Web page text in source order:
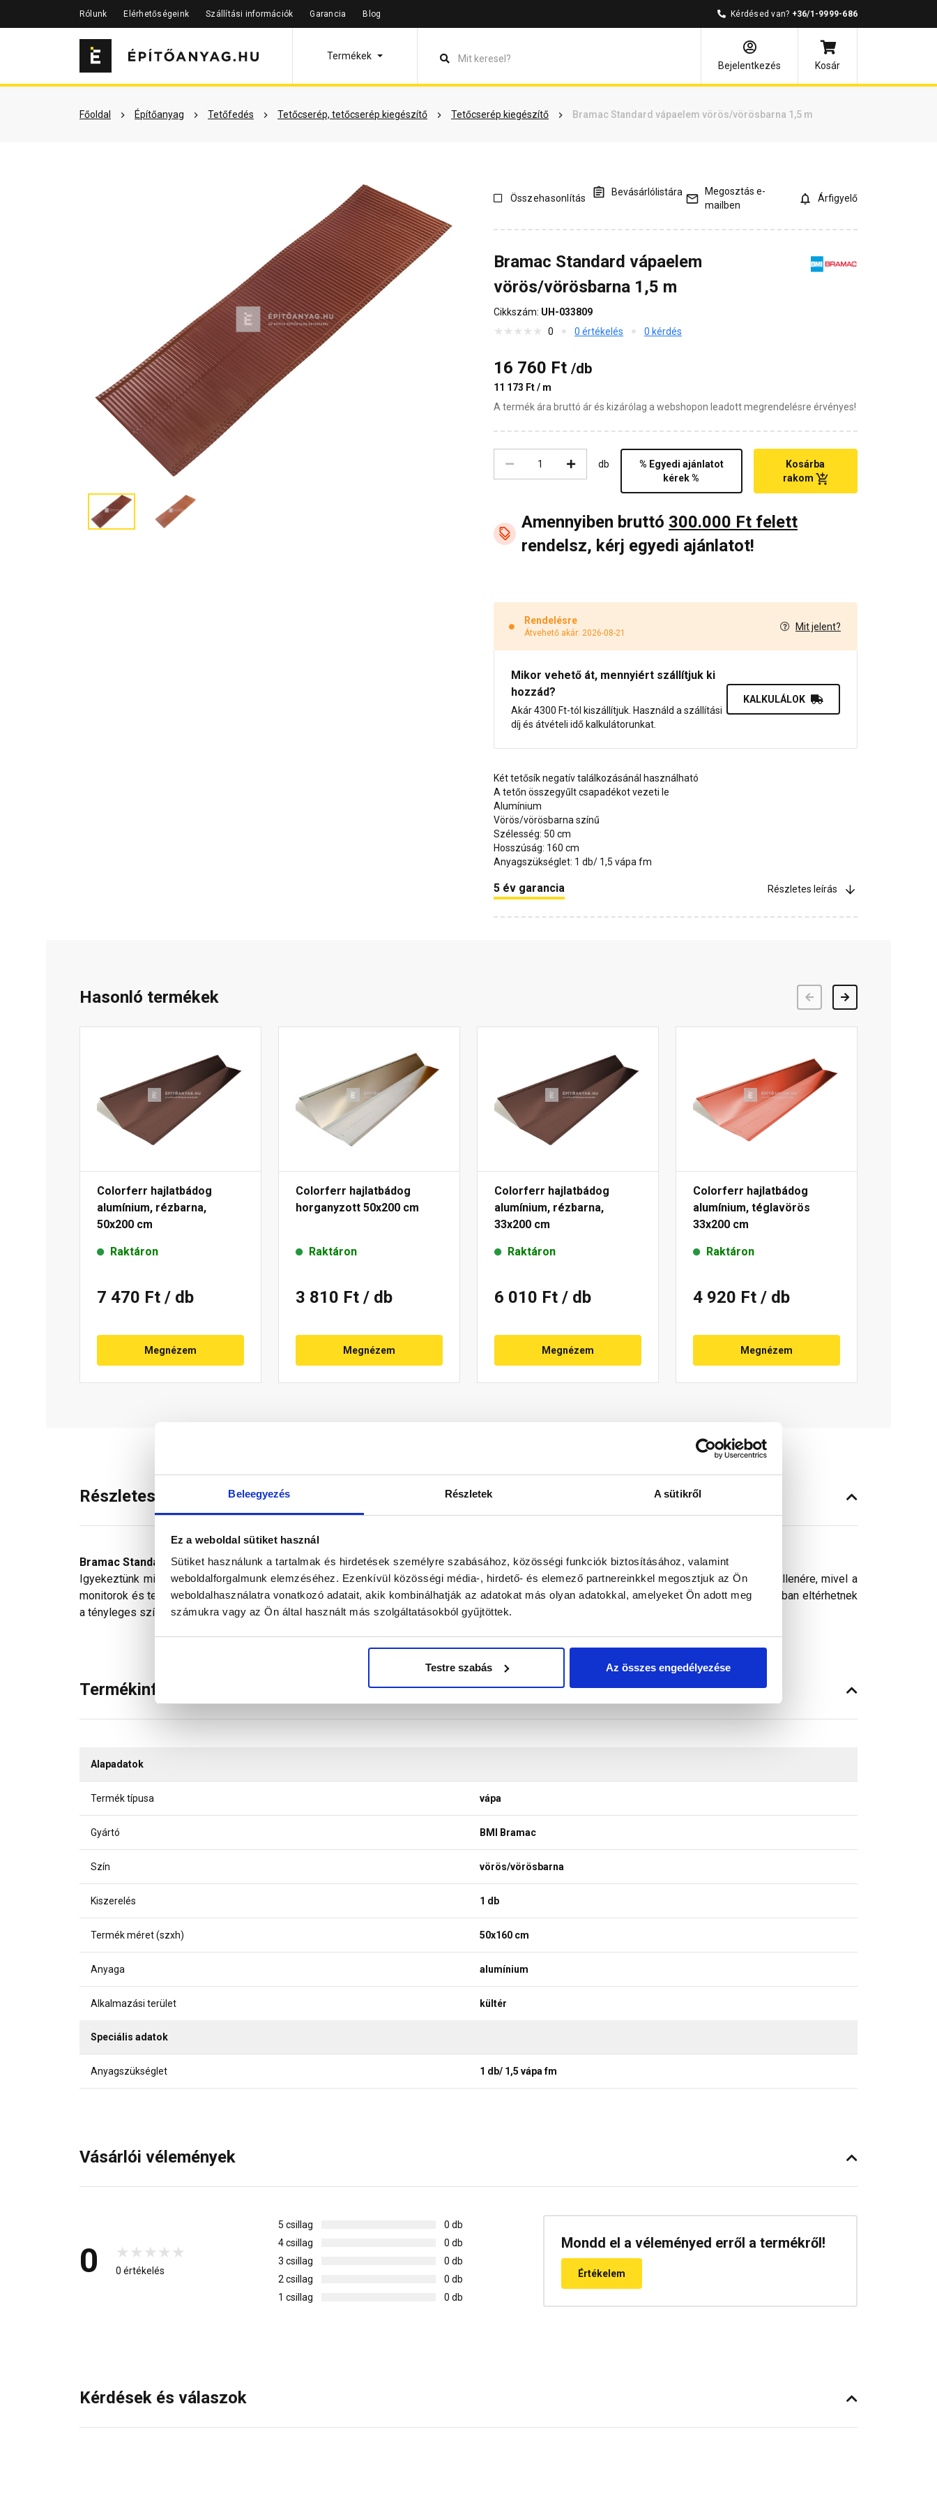
Beleegyezés Részletek A sütikről
Ez a weboldal sütiket használ
Sütiket használunk a tartalmak és hirdetések személyre szabásához, közösségi funkciók biztosításához, valamint
weboldalforgalmunk elemzéséhez. Ezenkívül közösségi média-, hirdető- és elemező partnereinkkel megosztjuk az Ön
weboldalhasználatra vonatkozó adatait, akik kombinálhatják az adatokat más olyan adatokkal, amelyeket Ön adott meg
számukra vagy az Ön által használt más szolgáltatásokból gyűjtöttek.
Testre szabás Az összes engedélyezése
Rólunk Elérhetőségeink Szállítási információk Garancia Blog Kérdésed van? +36/1-9999-686
Termékek
Bejelentkezés
Kosár
Főoldal Építőanyag Tetőfedés Tetőcserép, tetőcserép kiegészítő Tetőcserép kiegészítő Bramac Standard vápaelem vörös/vörösbarna 1,5 m
Szükséged lehet rá Részletes leírás Termékinformáció Vásárlói vélemények Kérdések és válaszok Kapcsolódó cikkek
Összehasonlítás
Bevásárlólistára
Megosztás e-
mailben
Árfigyelő
Bramac Standard vápaelem
vörös/vörösbarna 1,5 m
Cikkszám: UH-033809
0
0 értékelés 0 kérdés
16 760 Ft /db
11 173 Ft / m
A termék ára bruttó ár és kizárólag a webshopon leadott megrendelésre érvényes!
db
% Egyedi ajánlatot
kérek %
Kosárba
rakom
Amennyiben bruttó 300.000 Ft felett
rendelsz, kérj egyedi ajánlatot!
Rendelésre
Átvehető akár: 2026-08-21
Mit jelent?
Mikor vehető át, mennyiért szállítjuk ki
hozzád?
Akár 4300 Ft-tól kiszállítjuk. Használd a szállítási
díj és átvételi idő kalkulátorunkat.
KALKULÁLOK
Két tetősík negatív találkozásánál használható
A tetőn összegyűlt csapadékot vezeti le
Alumínium
Vörös/vörösbarna színű
Szélesség: 50 cm
Hosszúság: 160 cm
Anyagszükséglet: 1 db/ 1,5 vápa fm
5 év garancia Részletes leírás
Hasonló termékek
Colorferr hajlatbádog
alumínium, rézbarna,
50x200 cm
Raktáron
7 470 Ft / db
Megnézem
Colorferr hajlatbádog
horganyzott 50x200 cm
Raktáron
3 810 Ft / db
Megnézem
Colorferr hajlatbádog
alumínium, rézbarna,
33x200 cm
Raktáron
6 010 Ft / db
Megnézem
Colorferr hajlatbádog
alumínium, téglavörös
33x200 cm
Raktáron
4 920 Ft / db
Megnézem
Részletes leírás
Bramac Standard vápa, tetősíkok találkozásai negatív éleiben összefolyó csapadékvíz elvezetésére szolgáló elem.
Igyekeztünk minden technikailag lehetséges módon biztosítani a termékeink színének a lehető leginkább valósághű megjelenítését. Ennek ellenére, mivel a
monitorok és telefonok kijelzőin megjelenő színek a legtöbb esetben nem tükrözik 100%-ban a valóságot, a képeken látható színek árnyalataikban eltérhetnek
a tényleges színektől.
Termékinformáció
Alapadatok
Termék típusa vápa
Gyártó BMI Bramac
Szín vörös/vörösbarna
Kiszerelés 1 db
Termék méret (szxh) 50x160 cm
Anyaga alumínium
Alkalmazási terület kültér
Speciális adatok
Anyagszükséglet 1 db/ 1,5 vápa fm
Vásárlói vélemények
0 0 értékelés
5 csillag
0 db
4 csillag
0 db
3 csillag
0 db
2 csillag
0 db
1 csillag
0 db
Mondd el a véleményed erről a termékről!
Értékelem
Kérdések és válaszok